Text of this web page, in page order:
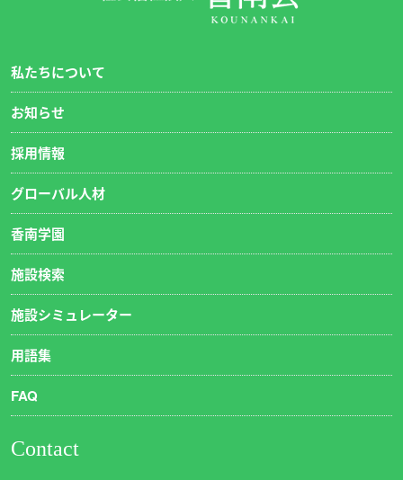
私たちについて
お知らせ
採用情報
グローバル人材
香南学園
施設検索
施設シミュレーター
用語集
FAQ
Contact